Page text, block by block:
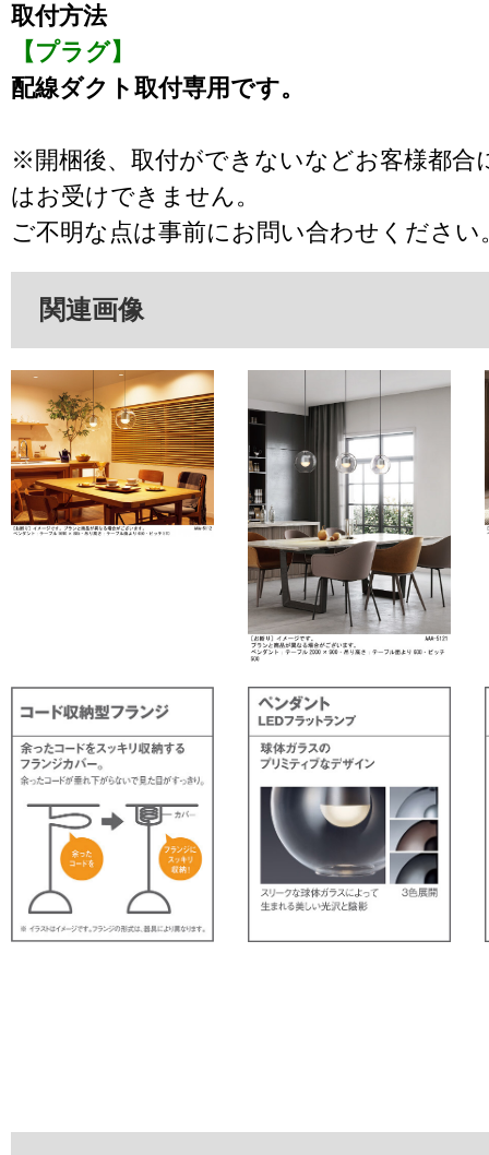
取付方法
【プラグ】
配線ダクト取付専用です。
※開梱後、取付ができないなどお客様都合
はお受けできません。
ご不明な点は事前にお問い合わせください
関連画像